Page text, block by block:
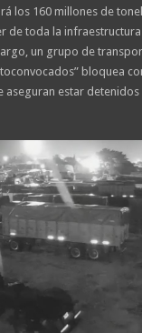
los 160 millones de
de toda la
un grupo de
bloquea
aseguran estar